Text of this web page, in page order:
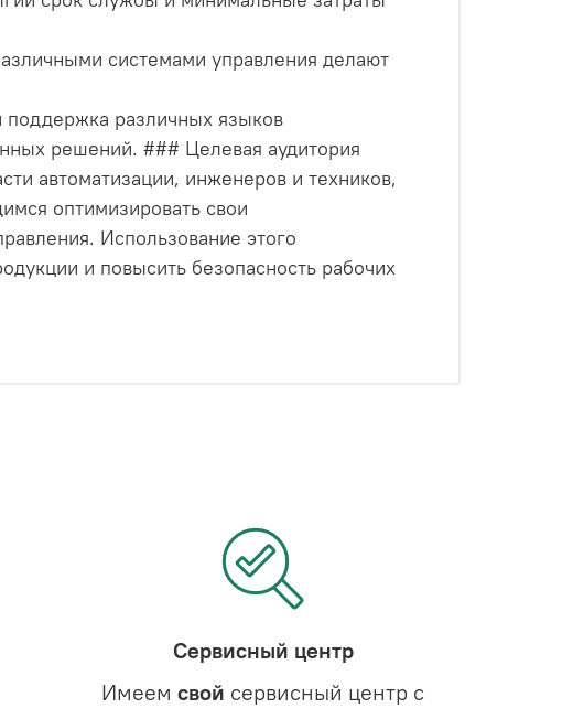
системами управления делают
поддержка различных языков
решений. ### Целевая аудитория
автоматизации, инженеров и техников,
оптимизировать свои
Использование этого
и повысить безопасность рабочих
Сервисный центр
Имеемсвой сервисный центр с